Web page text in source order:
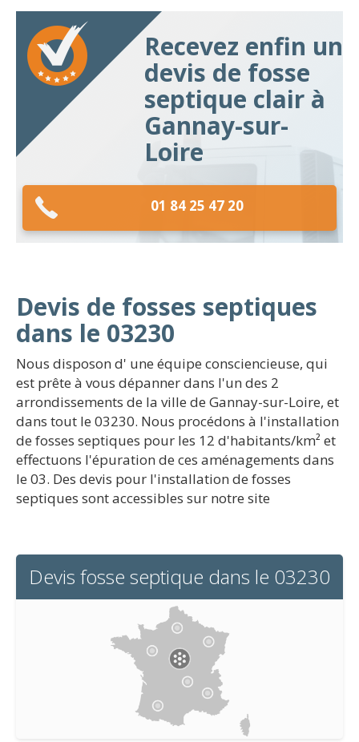
Recevez enfin un
devis de fosse
septique clair à
Gannay-sur-
Loire
01 84 25 47 20
Devis de fosses septiques
dans le 03230
Nous disposon d' une équipe consciencieuse, qui
est prête à vous dépanner dans l'un des 2
arrondissements de la ville de Gannay-sur-Loire, et
dans tout le 03230. Nous procédons à l'installation
de fosses septiques pour les 12 d'habitants/km² et
effectuons l'épuration de ces aménagements dans
le 03. Des devis pour l'installation de fosses
septiques sont accessibles sur notre site
Devis fosse septique dans le 03230